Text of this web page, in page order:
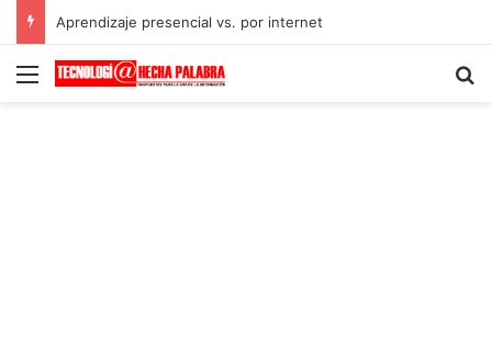
Aprendizaje presencial vs. por internet
Menú